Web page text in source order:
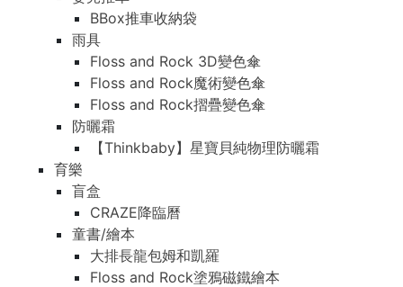
BBox推車收納袋
雨具
Floss and Rock 3D變色傘
Floss and Rock魔術變色傘
Floss and Rock摺疊變色傘
防曬霜
【Thinkbaby】星寶貝純物理防曬霜
育樂
盲盒
CRAZE降臨曆
童書/繪本
大排長龍包姆和凱羅
Floss and Rock塗鴉磁鐵繪本